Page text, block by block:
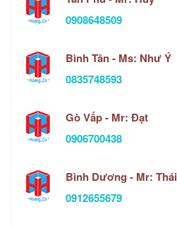
0908648509
Bình Tân - Ms: Như Ý
0835748593
Gò Vấp - Mr: Đạt
0906700438
Bình Dương - Mr: Thái
0912655679